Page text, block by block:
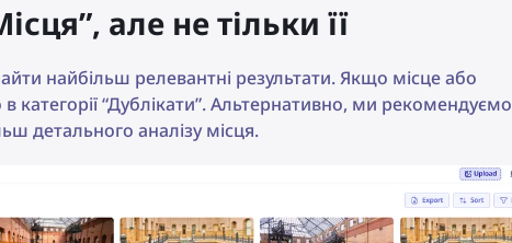
але не тільки її
найбільш релевантні результати. Якщо місце або
категорії “Дублікати”. Альтернативно, ми рекомендуємо
детального аналізу місця.